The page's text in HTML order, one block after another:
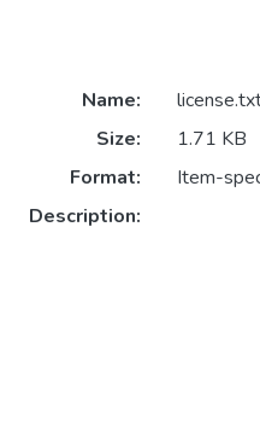
Name:
Size:
1.71 KB
Format:
Item-
Description: